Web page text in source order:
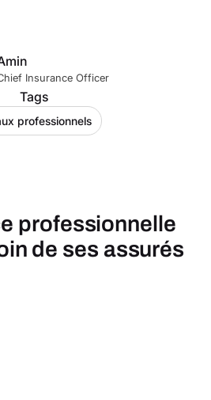
Insurance Officer
Tags
professionnels
professionnelle
de ses assurés